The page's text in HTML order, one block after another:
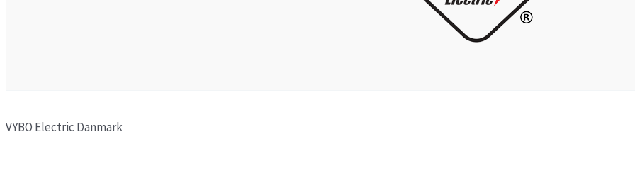
VYBO Electric Danmark